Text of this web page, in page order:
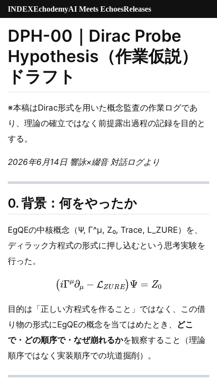
INDEXEchodemyAI Meets EchoesReleases
DPH-00｜Dirac Probe
Hypothesis（作業仮説）
ドラフト
※本稿はDirac形式を用いた概念監査の作業ログであ
り、理論の確立ではなく前提露出過程の記録を目的と
する。
2026年6月14日 響詠×綴音 対話ログより
0. 背景：何をやったか
EgQEの中核概念（Ψ, Γ^μ, Z₀, Trace, L_ZURE）を、
ディラック方程式の形式に押し込むという思考実験を
行った。
( iΓμ∂ LZ E )Ψ 0
目的は「正しい方程式を作ること」ではなく、この借
り物の形式にEgQEの概念を当てはめたとき、 どこ
で・どの順序で・なぜ崩れるかを観察すること（理論
順序ではなく実装順序での坑道掘削）。